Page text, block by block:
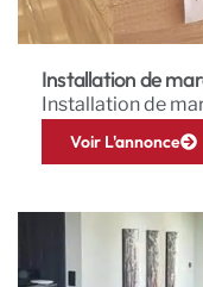
Installation de
Installation de
Voir L'annonce